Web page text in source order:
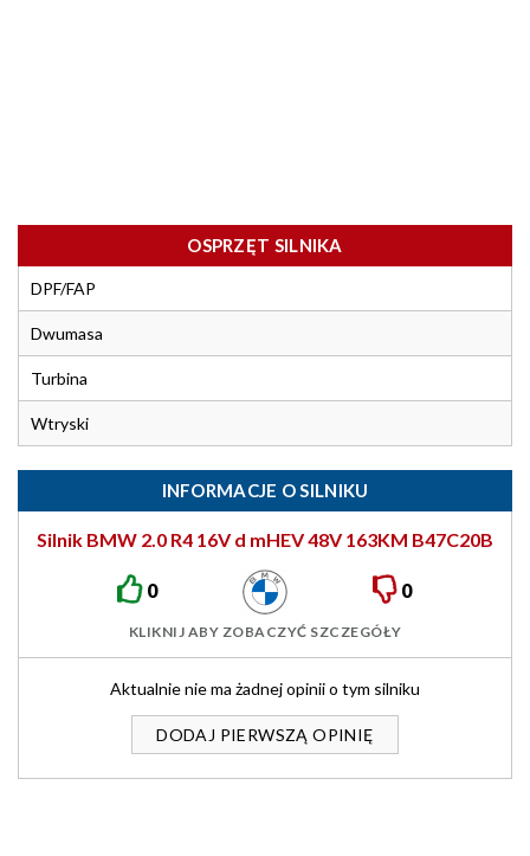
OSPRZĘT SILNIKA
DPF/FAP
Dwumasa
Turbina
Wtryski
INFORMACJE O SILNIKU
Silnik BMW 2.0 R4 16V d mHEV 48V 163KM B47C20B
0 0
KLIKNIJ ABY ZOBACZYĆ SZCZEGÓŁY
Aktualnie nie ma żadnej opinii o tym silniku
DODAJ PIERWSZĄ OPINIĘ